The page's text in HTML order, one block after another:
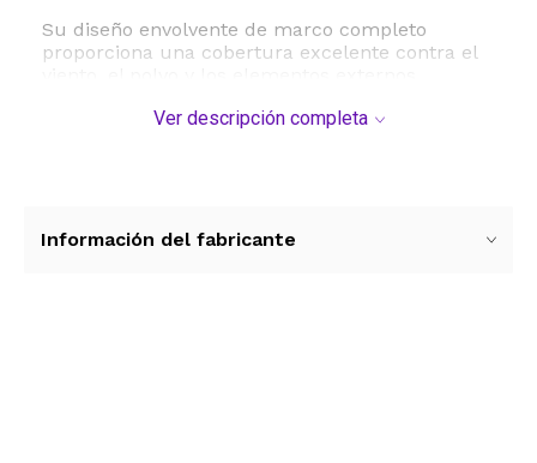
Su diseño envolvente de marco completo
proporciona una cobertura excelente contra el
lugar sin importar la intensidad del movimiento.
Ver descripción completa
Información del fabricante